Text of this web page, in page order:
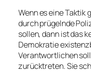
Wenn es eine Taktik
durch prügelnde
sollen, dann ist das
Demokratie
Verantwortlichen
zurücktreten. Sie